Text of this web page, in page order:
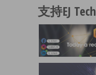
支持EJ Tech